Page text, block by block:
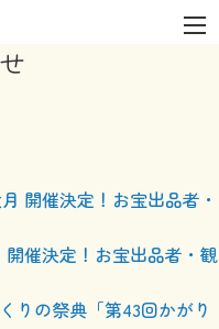
催決定！お宝出品者・観